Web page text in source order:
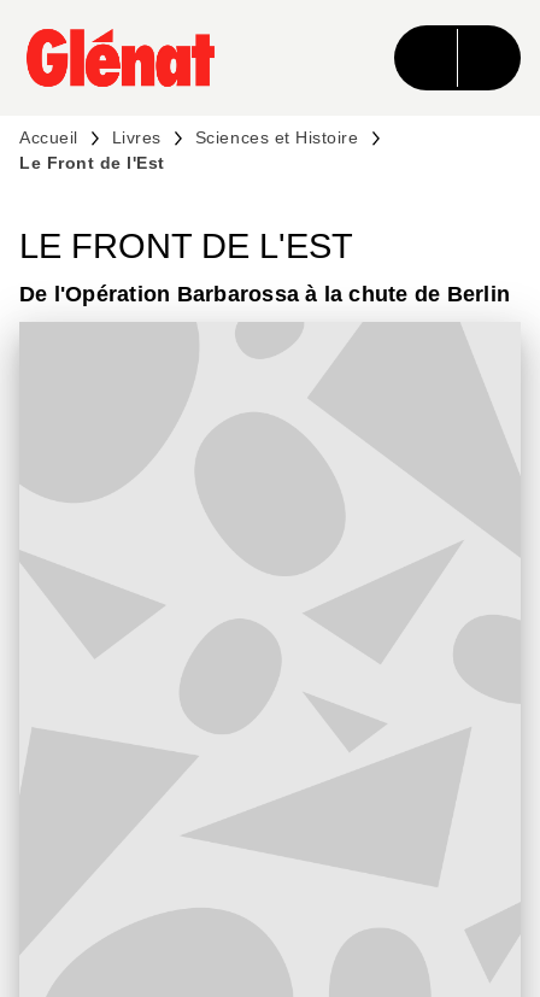
MENU RECHERCHE CONTENU
PIED DE PAGE
Accueil Livres
Sciences et Histoire
Le Front de l'Est
LE FRONT DE L'EST
De l'Opération Barbarossa à la chute de Berlin